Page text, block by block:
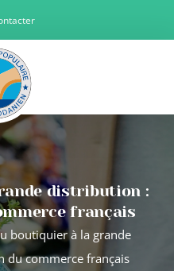
distribution :
français
boutiquier à la grande
du commerce français